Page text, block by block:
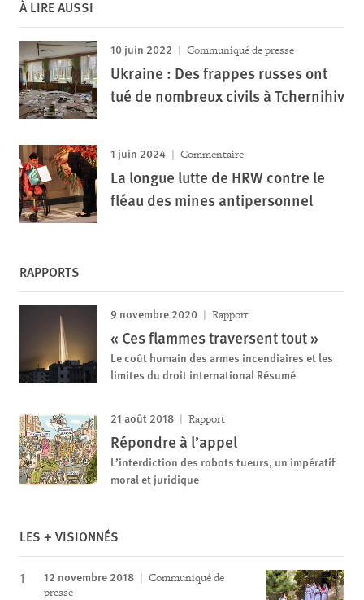
À LIRE AUSSI
10 juin 2022 Communiqué de presse
Ukraine : Des frappes russes ont
tué de nombreux civils à Tchernihiv
1 juin 2024 Commentaire
La longue lutte de HRW contre le
fléau des mines antipersonnel
RAPPORTS
9 novembre 2020 Rapport
« Ces flammes traversent tout »
Le coût humain des armes incendiaires et les
limites du droit international Résumé
21 août 2018 Rapport
Répondre à l’appel
L’interdiction des robots tueurs, un impératif
moral et juridique
LES + VISIONNÉS
12 novembre 2018
Communiqué de
presse